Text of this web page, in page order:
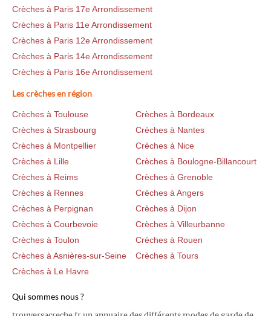
Crèches à Paris 17e Arrondissement
Crèches à Paris 11e Arrondissement
Crèches à Paris 12e Arrondissement
Crèches à Paris 14e Arrondissement
Crèches à Paris 16e Arrondissement
Les crèches en région
Crèches à Toulouse
Crèches à Bordeaux
Crèches à Strasbourg
Crèches à Nantes
Crèches à Montpellier
Crèches à Nice
Crèches à Lille
Crèches à Boulogne-Billancourt
Crèches à Reims
Crèches à Grenoble
Crèches à Rennes
Crèches à Angers
Crèches à Perpignan
Crèches à Dijon
Crèches à Courbevoie
Crèches à Villeurbanne
Crèches à Toulon
Crèches à Rouen
Crèches à Asnières-sur-Seine
Crèches à Tours
Crèches à Le Havre
Qui sommes nous ?